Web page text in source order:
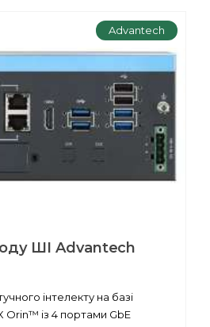
Advantech
ШІ Advantech
інтелекту на базі
Orin™ із 4 портами GbE